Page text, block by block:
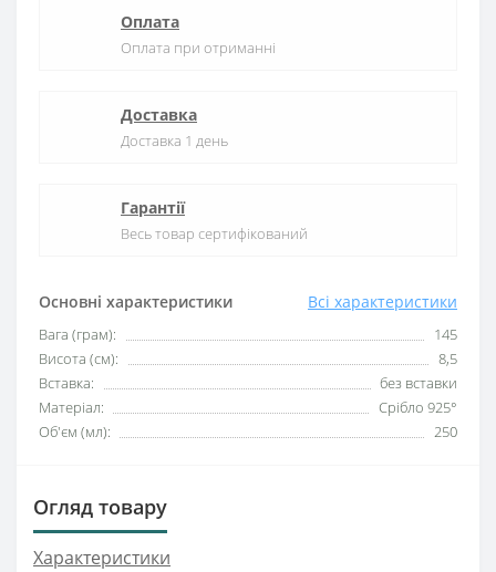
Основні характеристики Всі характеристики
Вага (грам):
145
Висота (см):
8,5
Вставка:
без вставки
Матеріал:
Срібло 925°
Об'єм (мл):
250
Оплата
Оплата при отриманні
Доставка
Доставка 1 день
Гарантії
Весь товар сертифікований
Огляд товару
Характеристики